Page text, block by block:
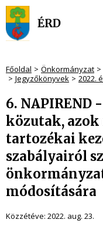
Főoldal Önkormányzat
Jegyzőkönyvek
2022.
6. NAPIREND
közutak,
tartozékai
szabályairól
módosítására
Közzétéve: 2022. aug. 23.